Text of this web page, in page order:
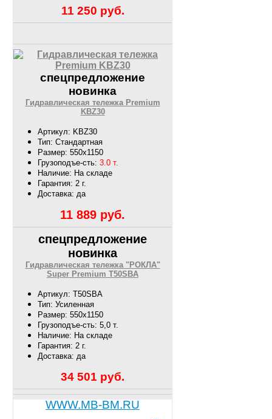
11 250 руб.
спецпредложение
новинка
Гидравлическая тележка Premium
KBZ30
Артикул: KBZ30
Тип: Стандартная
Размер: 550х1150
Грузоподъе-сть: 3.0 т.
Наличие: На складе
Гарантия: 2 г.
Доставка: да
11 889 руб.
спецпредложение
новинка
Гидравлическая тележка "РОКЛА"
Super Premium T50SBA
Артикул: T50SBA
Тип: Усиленная
Размер: 550х1150
Грузоподъе-сть: 5,0 т.
Наличие: На складе
Гарантия: 2 г.
Доставка: да
34 501 руб.
WWW.MB-BM.RU